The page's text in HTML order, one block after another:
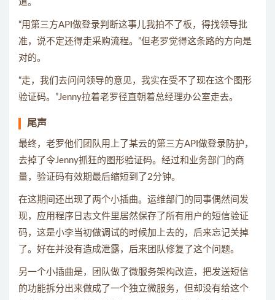
道。
“用第三方API做登录判断这事儿我拍不了板，得找领导批
准，说不定还得走采购流程。”但老罗觉得这条路的方向是
对的。
“走，我们去问问领导的意见，我实在受不了现在这个图形
验证码。”Jenny拉着老罗径直朝着总经理办公室走去。
尾声
最终，老罗他们团队用上了某云的第三方API做登录防护，
去掉了令Jenny抓狂的图形验证码。经过和业务部门的商
量，验证码有效期最后缩短到了2分钟。
在这期间还出现了两个小插曲。运维部门的同事偶然间发
现，应用程序日志文件里居然保存了所有用户的短信验证
码，这是小李当初做调试的时候加上去的，后来忘记关掉
了。好在并没有造成泄露，后来团队修复了这个问题。
另一个小插曲是，团队做了微服务架构改造，把发送短信
的功能拆分出来做成了一个独立微服务，但却没有给这个